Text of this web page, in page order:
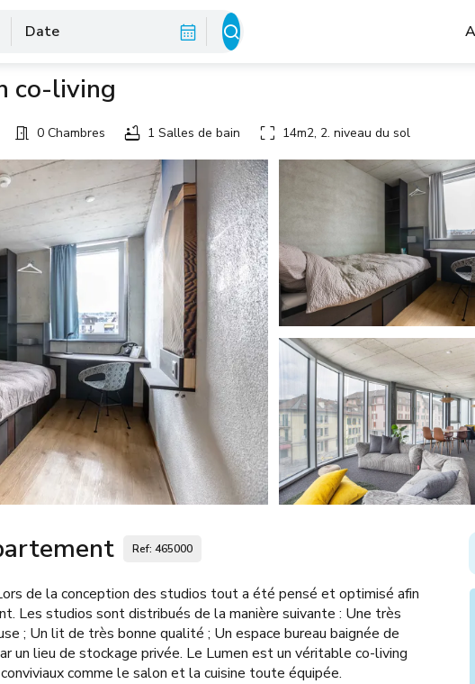
Date
co-living
0 Chambres 1 Salles de bain 14m2, 2. niveau du sol
Ref: 465000
de la conception des studios tout a été pensé et optimisé afin
Les studios sont distribués de la manière suivante : Une très
; Un lit de très bonne qualité ; Un espace bureau baignée de
un lieu de stockage privée. Le Lumen est un véritable co-living
comme le salon et la cuisine toute équipée.